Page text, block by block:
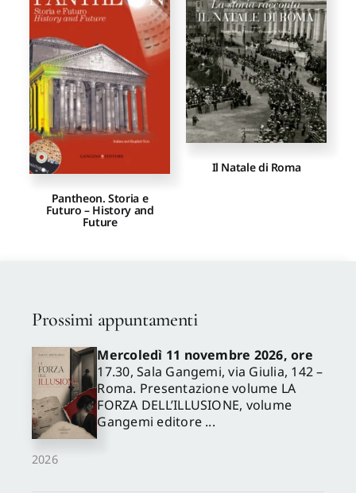
Proposte di pubblicazione
Gangemi Editore
Newsletter
Pantheon. Storia e
Futuro – History and
Future
Il Natale di Roma
Prossimi appuntamenti
2026
Mercoledì 11 novembre 2026, ore
17.30, Sala Gangemi, via Giulia, 142 –
Roma. Presentazione volume LA
FORZA DELL’ILLUSIONE, volume
Gangemi editore ...